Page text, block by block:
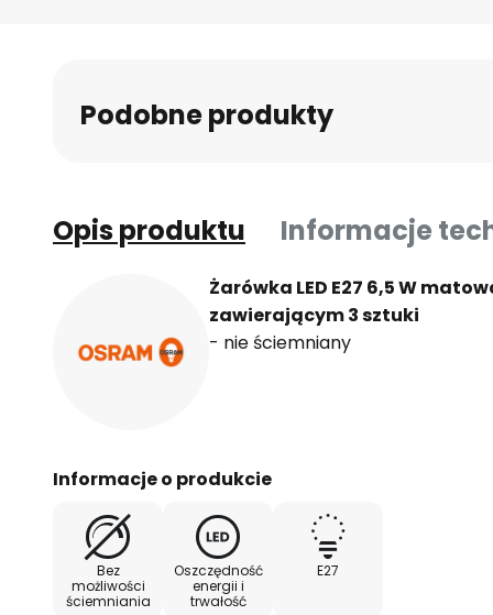
Podobne produkty
Opis produktu Informacje
Żarówka LED E27 6,5 W
zawierającym 3 sztuki
- nie ściemniany
Informacje o produkcie
Bez
możliwości
ściemniania
Oszczędność
energii i
trwałość
E27